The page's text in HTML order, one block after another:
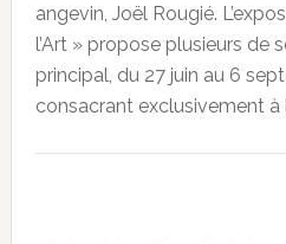
angevin, Joël Rougié.
l’Art » propose plusieurs de
principal, du 27 juin au 6
consacrant exclusivement à